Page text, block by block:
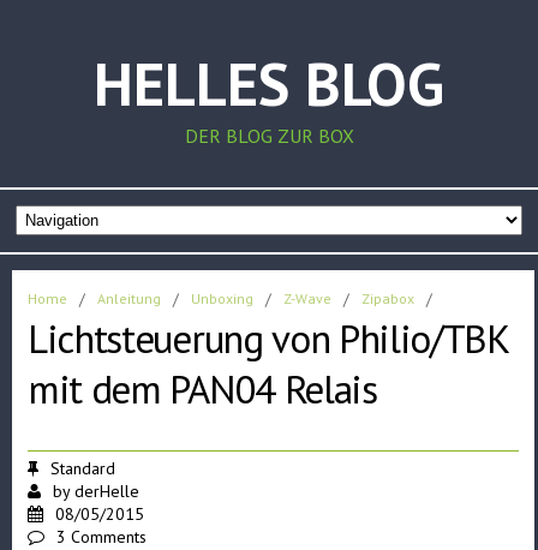
HELLES BLOG
DER BLOG ZUR BOX
Home / Anleitung / Unboxing / Z-Wave / Zipabox /
Lichtsteuerung von Philio/TBK
mit dem PAN04 Relais
Standard
byderHelle
08/05/2015
3 Comments